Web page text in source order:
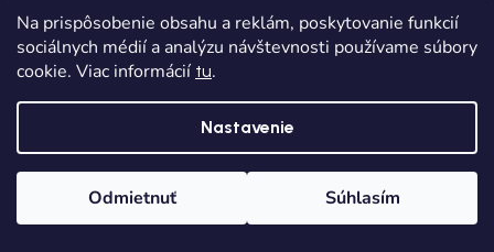
Na prispôsobenie obsahu a reklám, poskytovanie funkcií
sociálnych médií a analýzu návštevnosti používame súbory
cookie. Viac informácií tu.
Nastavenie
Odmietnuť Súhlasím
Chlapčenské krátke nohavice - Čierna
Skladom Dodanie od 1,90€
€7,50
€10,90 (–31 %)